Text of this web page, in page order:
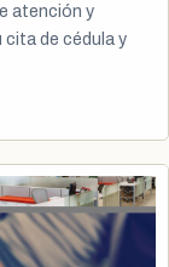
atención y
de cédula y